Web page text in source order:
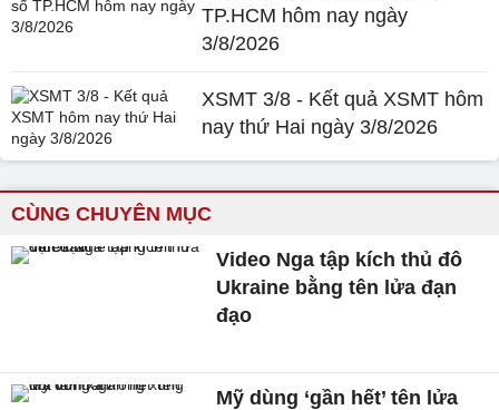
TP.HCM hôm nay ngày
3/8/2026
XSMT 3/8 - Kết quả XSMT hôm
nay thứ Hai ngày 3/8/2026
CÙNG CHUYÊN MỤC
Video Nga tập kích thủ đô
Ukraine bằng tên lửa đạn
đạo
Mỹ dùng ‘gần hết’ tên lửa